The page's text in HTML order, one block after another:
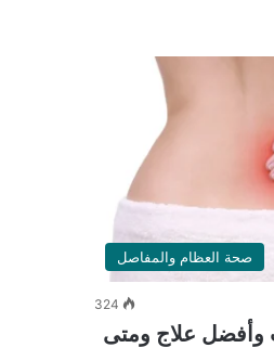
صحة العظام والمفاصل
324
وأفضل علاج ومتى